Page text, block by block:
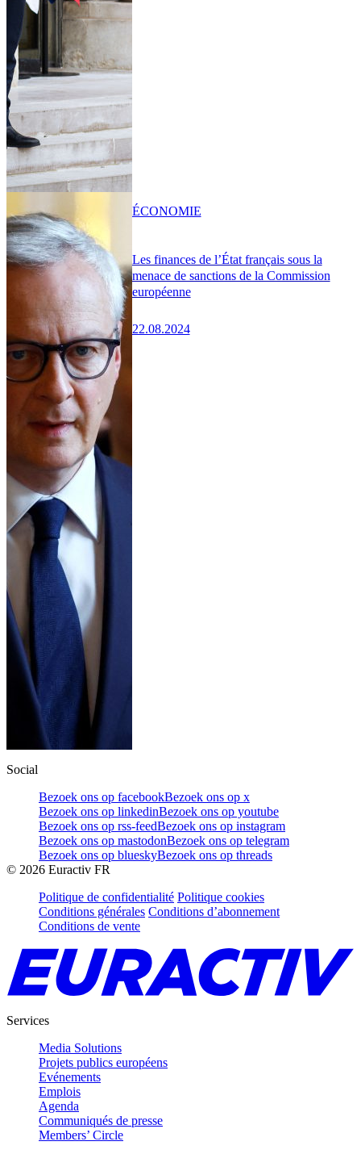
Les finances de l’État français sous la
menace de sanctions de la Commission
européenne
22.08.2024
ÉCONOMIE
Social
Bezoek ons op facebookBezoek ons op x
Bezoek ons op linkedinBezoek ons op youtube
Bezoek ons op rss-feedBezoek ons op instagram
Bezoek ons op mastodonBezoek ons op telegram
Bezoek ons op blueskyBezoek ons op threads
© 2026 Euractiv FR
Politique de confidentialité Politique cookies
Conditions générales Conditions d’abonnement
Conditions de vente
Services
Media Solutions
Projets publics européens
Evénements
Emplois
Agenda
Communiqués de presse
Members’ Circle